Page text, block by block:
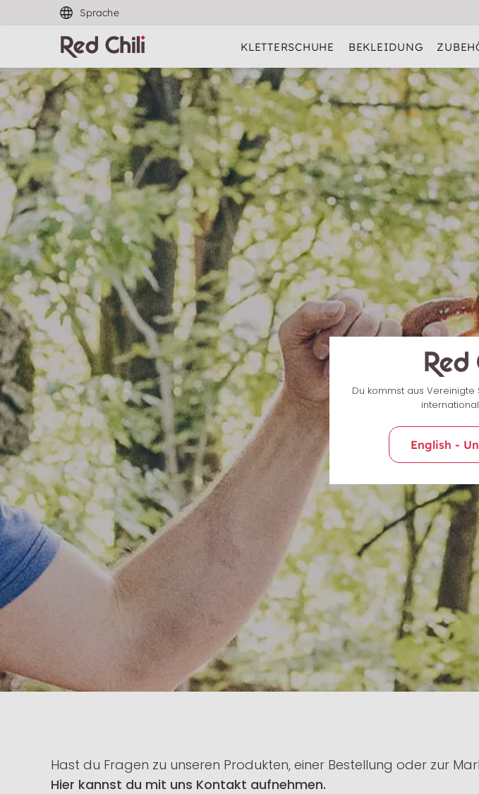
Sprache
KLETTERSCHUHE BEKLEIDUNG
Hast du Fragen zu unseren Produkten, einer Bestellung oder zur
Hier kannst du mit uns Kontakt aufnehmen.
Du kommst aus
English -